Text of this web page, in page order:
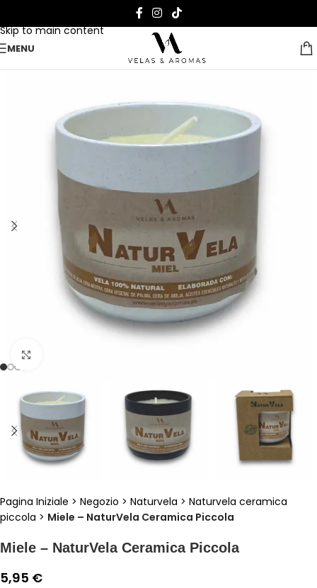
Skip to main content
MENU
Pagina Iniziale > Negozio > Naturvela > Naturvela ceramica
piccola > Miele – NaturVela Ceramica Piccola
Miele – NaturVela Ceramica Piccola
5,95 €